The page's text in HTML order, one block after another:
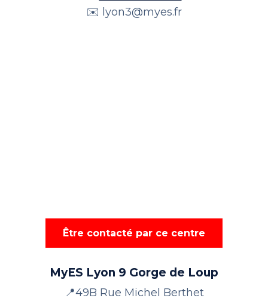
✉️ lyon3@myes.fr
Être contacté par ce centre
MyES Lyon 9 Gorge de Loup
📍49B Rue Michel Berthet